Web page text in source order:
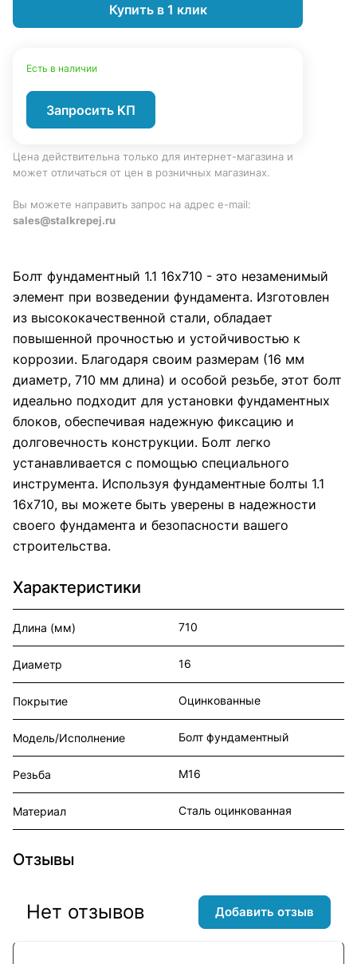
Купить в 1 клик
Есть в наличии
Запросить КП
Цена действительна только для интернет-магазина и
может отличаться от цен в розничных магазинах.
Вы можете направить запрос на адрес e-mail:
sales@stalkrepej.ru
Болт фундаментный 1.1 16х710 - это незаменимый
элемент при возведении фундамента. Изготовлен
из высококачественной стали, обладает
повышенной прочностью и устойчивостью к
коррозии. Благодаря своим размерам (16 мм
диаметр, 710 мм длина) и особой резьбе, этот болт
идеально подходит для установки фундаментных
блоков, обеспечивая надежную фиксацию и
долговечность конструкции. Болт легко
устанавливается с помощью специального
инструмента. Используя фундаментные болты 1.1
16х710, вы можете быть уверены в надежности
своего фундамента и безопасности вашего
строительства.
Характеристики
Длина (мм) 710
Диаметр 16
Покрытие Оцинкованные
Модель/Исполнение Болт фундаментный
Резьба М16
Материал Сталь оцинкованная
Отзывы
Нет отзывов Добавить отзыв